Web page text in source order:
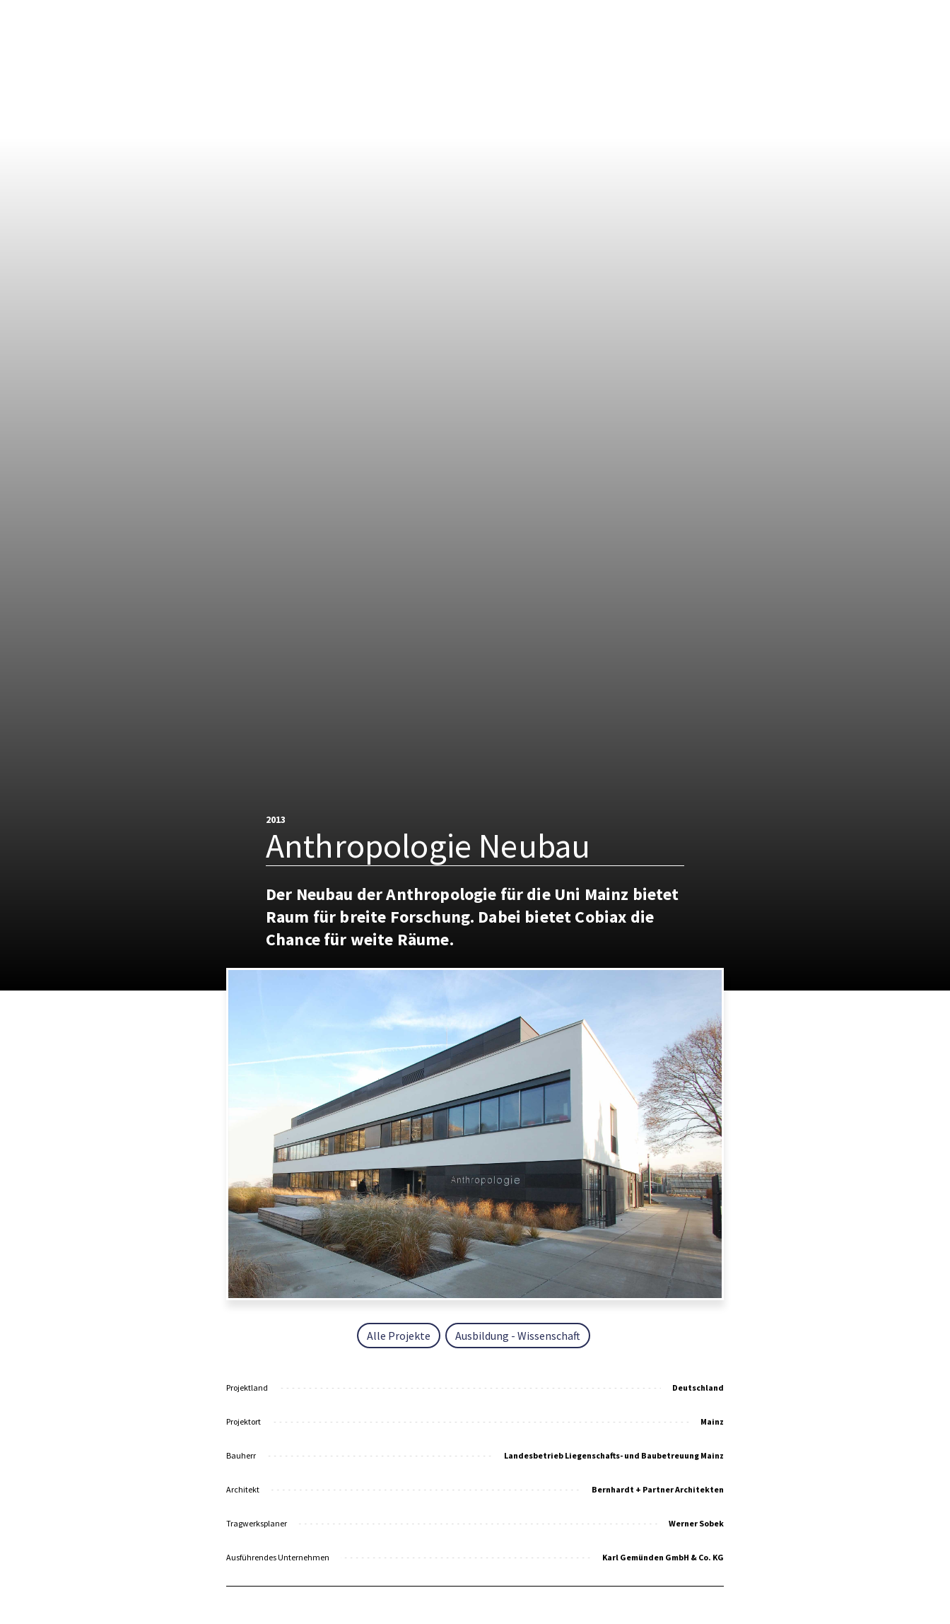
2013
Anthropologie Neubau
Der Neubau der Anthropologie für die Uni Mainz bietet
Raum für breite Forschung. Dabei bietet Cobiax die
Chance für weite Räume.
Alle Projekte Ausbildung - Wissenschaft
Projektland Deutschland
Projektort Mainz
Bauherr Landesbetrieb Liegenschafts- und Baubetreuung Mainz
Architekt Bernhardt + Partner Architekten
Tragwerksplaner Werner Sobek
Ausführendes Unternehmen Karl Gemünden GmbH & Co. KG